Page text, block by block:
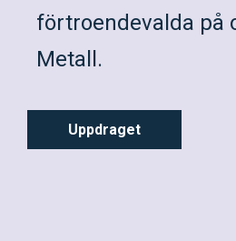
förtroendevalda på
Metall.
Uppdraget